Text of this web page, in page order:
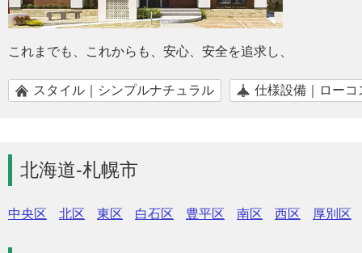
これまでも、これからも、安心、安全を追求し、
スタイル｜シンプルナチュラル 仕様設備｜ローコ
北海道-札幌市
中央区 北区 東区 白石区 豊平区 南区 西区 厚別区